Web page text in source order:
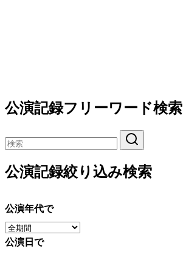
公演記録フリーワード検索
公演記録絞り込み検索
公演年代で
公演日で